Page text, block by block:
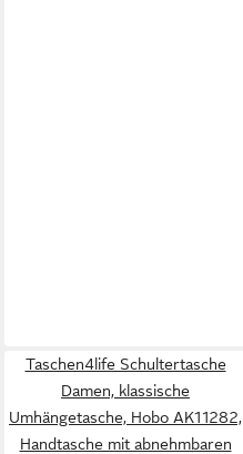
Taschen4life Schultertasche
Damen, klassische
Umhängetasche, Hobo AK11282,
Handtasche mit abnehmbaren